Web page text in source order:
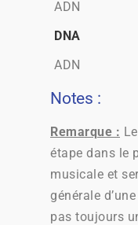
ADN
DNA
ADN
Notes :
Remarque :
étape dans le
musicale et
générale
pas toujours